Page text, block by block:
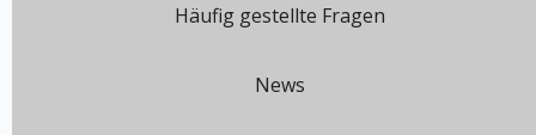
Häufig gestellte Fragen
News